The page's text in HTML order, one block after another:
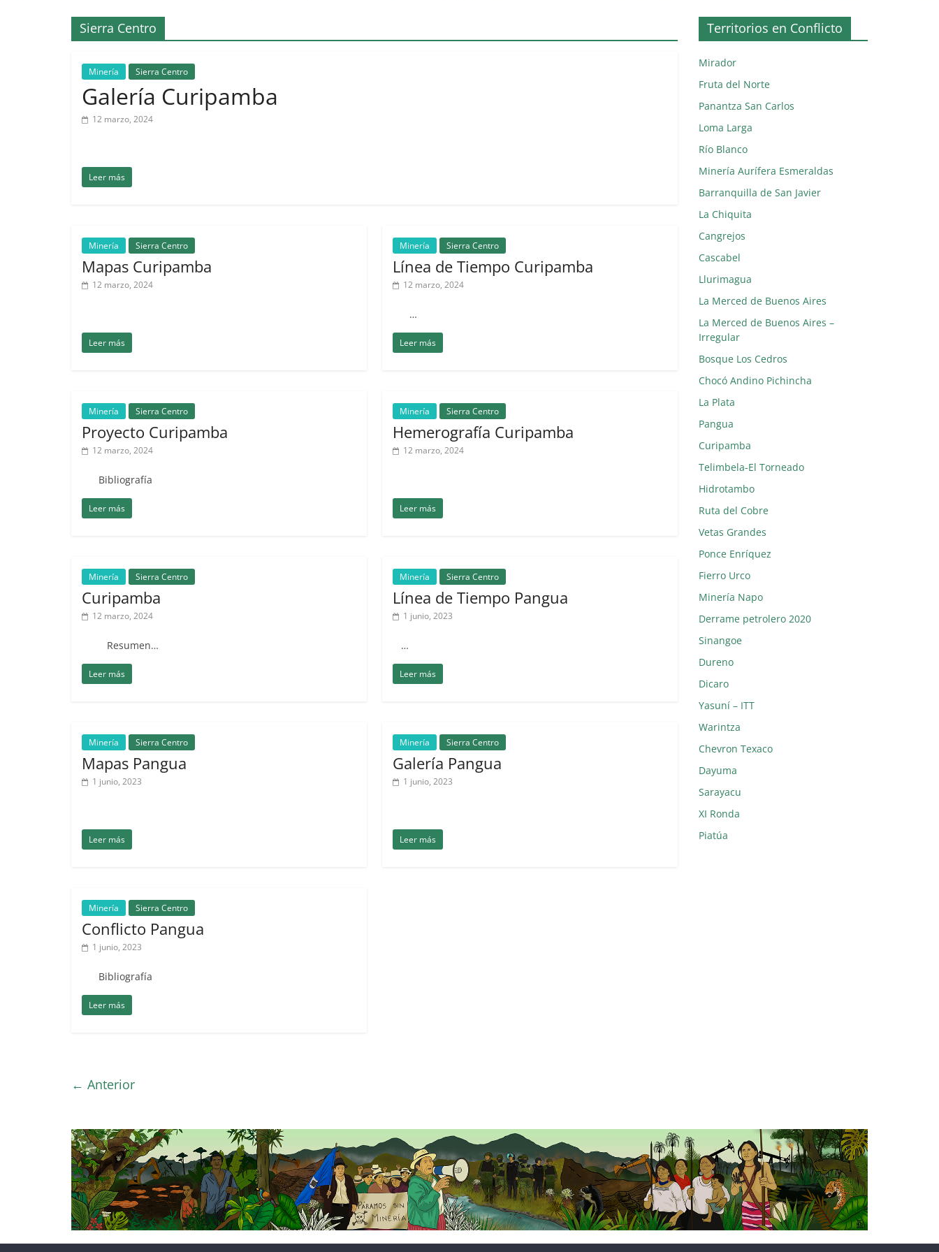
Ecuador
Sierra Centro
Minería Sierra Centro
Galería Curipamba
12 marzo, 2024
Leer más
Minería Sierra Centro
Mapas Curipamba
12 marzo, 2024
Leer más
Minería Sierra Centro
Línea de Tiempo Curipamba
12 marzo, 2024
…
Leer más
Minería Sierra Centro
Proyecto Curipamba
12 marzo, 2024
Bibliografía
Leer más
Minería Sierra Centro
Hemerografía Curipamba
12 marzo, 2024
Leer más
Minería Sierra Centro
Curipamba
12 marzo, 2024
Resumen…
Leer más
Minería Sierra Centro
Línea de Tiempo Pangua
1 junio, 2023
…
Leer más
Minería Sierra Centro
Mapas Pangua
1 junio, 2023
Leer más
Minería Sierra Centro
Galería Pangua
1 junio, 2023
Leer más
Minería Sierra Centro
Conflicto Pangua
1 junio, 2023
Bibliografía
Leer más
← Anterior
Territorios en Conflicto
Mirador
Fruta del Norte
Panantza San Carlos
Loma Larga
Río Blanco
Minería Aurífera Esmeraldas
Barranquilla de San Javier
La Chiquita
Cangrejos
Cascabel
Llurimagua
La Merced de Buenos Aires
La Merced de Buenos Aires –
Irregular
Bosque Los Cedros
Chocó Andino Pichincha
La Plata
Pangua
Curipamba
Telimbela-El Torneado
Hidrotambo
Ruta del Cobre
Vetas Grandes
Ponce Enríquez
Fierro Urco
Minería Napo
Derrame petrolero 2020
Sinangoe
Dureno
Dicaro
Yasuní – ITT
Warintza
Chevron Texaco
Dayuma
Sarayacu
XI Ronda
Piatúa